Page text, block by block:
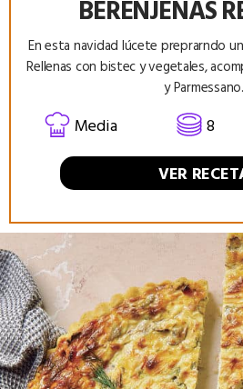
BERENJENAS
En esta navidad lúcete preprarndo
Rellenas con bistec y vegetales,
y Parmessano.
Media 8
VER